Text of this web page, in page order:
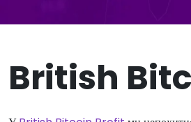
British